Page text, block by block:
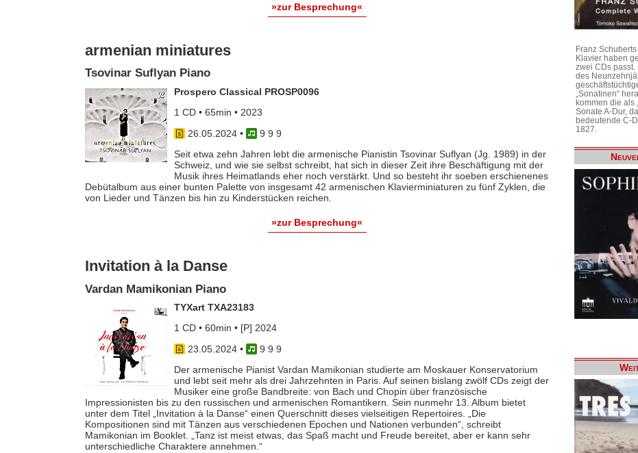
»zur Besprechung«
armenian miniatures
Tsovinar Suflyan Piano
Prospero Classical PROSP0096
1 CD • 65min • 2023
26.05.2024•
9 9 9
Seit etwa zehn Jahren lebt die armenische Pianistin Tsovinar Suflyan (Jg. 1989) in der
Schweiz, und wie sie selbst schreibt, hat sich in dieser Zeit ihre Beschäftigung mit der
Musik ihres Heimatlands eher noch verstärkt. Und so besteht ihr soeben erschienenes
Debütalbum aus einer bunten Palette von insgesamt 42 armenischen Klavierminiaturen zu fünf Zyklen, die
von Lieder und Tänzen bis hin zu Kinderstücken reichen.
»zur Besprechung«
Invitation à la Danse
Vardan Mamikonian Piano
TYXart TXA23183
1 CD • 60min • [P] 2024
23.05.2024•
9 9 9
Der armenische Pianist Vardan Mamikonian studierte am Moskauer Konservatorium
und lebt seit mehr als drei Jahrzehnten in Paris. Auf seinen bislang zwölf CDs zeigt der
Musiker eine große Bandbreite: von Bach und Chopin über französische
Impressionisten bis zu den russischen und armenischen Romantikern. Sein nunmehr 13. Album bietet
unter dem Titel „Invitation à la Danse“ einen Querschnitt dieses vielseitigen Repertoires. „Die
Kompositionen sind mit Tänzen aus verschiedenen Epochen und Nationen verbunden“, schreibt
Mamikonian im Booklet. „Tanz ist meist etwas, das Spaß macht und Freude bereitet, aber er kann sehr
unterschiedliche Charaktere annehmen.“
Franz
Klavier haben
zwei CDs passt.
des
„Sonatinen“
kommen die als
Sonate A-Dur,
bedeutende C-
1827.